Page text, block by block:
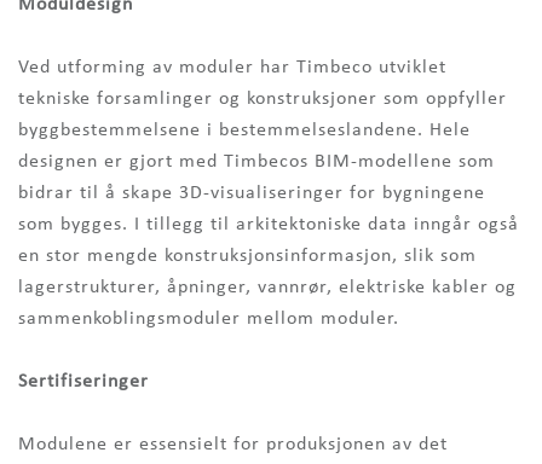
Moduldesign
Ved utforming av moduler har Timbeco utviklet
tekniske forsamlinger og konstruksjoner som oppfyller
byggbestemmelsene i bestemmelseslandene. Hele
designen er gjort med Timbecos BIM-modellene som
bidrar til å skape 3D-visualiseringer for bygningene
som bygges. I tillegg til arkitektoniske data inngår også
en stor mengde konstruksjonsinformasjon, slik som
lagerstrukturer, åpninger, vannrør, elektriske kabler og
sammenkoblingsmoduler mellom moduler.
Sertifiseringer
Modulene er essensielt for produksjonen av det